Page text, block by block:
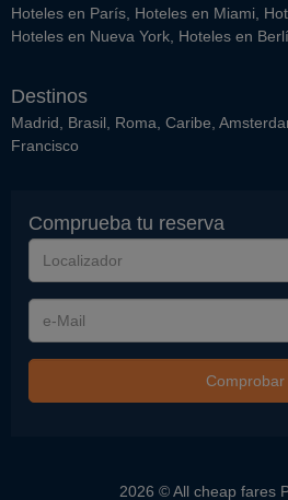
Hoteles en París Hoteles en Miami
Hoteles en Nueva York Hoteles en
Destinos
Madrid Brasil Roma Caribe
Francisco
Comprueba tu reserva
Localizador
e-
Mail
Comprobar
2026 © All cheap fares